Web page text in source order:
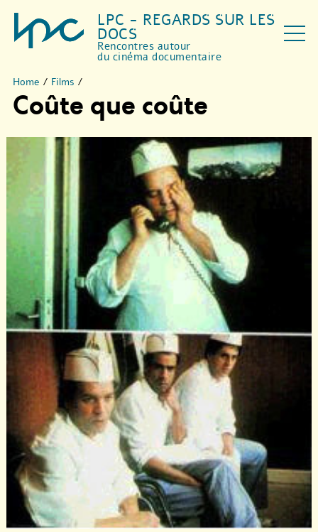
LPC - REGARDS SUR LES
DOCS
Rencontres autour
du cinéma documentaire
Home / Films /
Coûte que coûte